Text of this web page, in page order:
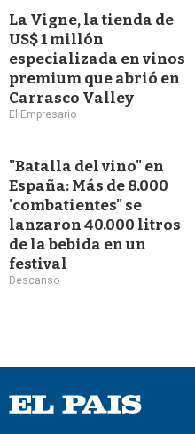
La Vigne, la tienda de
US$ 1 millón
especializada en vinos
premium que abrió en
Carrasco Valley
El Empresario
"Batalla del vino" en
España: Más de 8.000
'combatientes" se
lanzaron 40.000 litros
de la bebida en un
festival
Descanso